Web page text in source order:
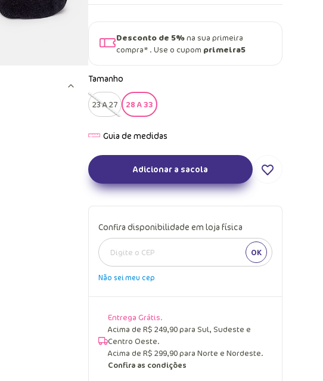
Desconto de 5%na sua primeira
compra* . Use o cupom primeira5
Tamanho
23 A 27 28 A 33
Adicionar a sacola
Confira disponibilidade em loja física
OK
Não sei meu cep
Entrega Grátis.
Acima de R$ 249,90 para Sul, Sudeste e
Centro Oeste.
Acima de R$ 299,90 para Norte e Nordeste.
Confira as condições